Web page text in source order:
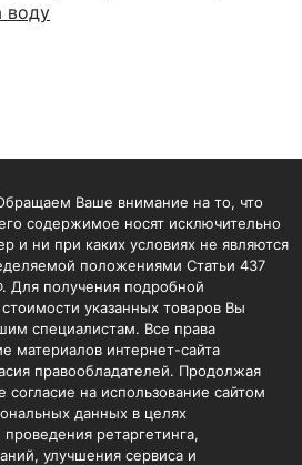
воду
Ваше внимание на то, что
содержимое носят исключительно
и ни при каких условиях не являются
положениями Статьи 437
Для получения подробной
указанных товаров Вы
специалистам. Все права
материалов интернет-сайта
правообладателей. Продолжая
согласие на использование сайтом
данных в целях
ретаргетинга,
улучшения сервиса и